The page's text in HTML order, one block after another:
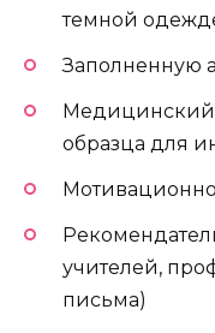
темной
Заполненную
Медицинский
образца для
учителей,
письма)